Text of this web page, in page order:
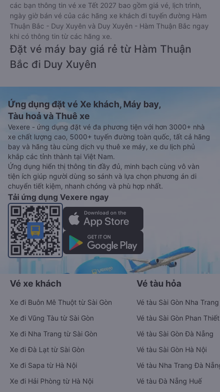
các bạn thông tin vé xe Tết 2027 bao gồm giá vé, lịch trình,
ngày giờ bán vé của các hãng xe khách đi tuyến đường Hàm
Thuận Bắc - Duy Xuyên và Duy Xuyên - Hàm Thuận Bắc ngay
khi có thông tin từ các hãng xe.
Đặt vé máy bay giá rẻ từ Hàm Thuận
Bắc đi Duy Xuyên
Ứng dụng đặt vé Xe khách, Máy bay,
Tàu hoả và Thuê xe
Vexere - ứng dụng đặt vé đa phương tiện với hơn 3000+ nhà
xe chất lượng cao, 5000+ tuyến đường toàn quốc, tất cả hãng
bay và hãng tàu cùng dịch vụ thuê xe máy, xe du lịch phủ
khắp các tỉnh thành tại Việt Nam.
Ứng dụng hiển thị thông tin đầy đủ, minh bạch cùng vô vàn
tiện ích giúp người dùng so sánh và lựa chọn phương án di
chuyển tiết kiệm, nhanh chóng và phù hợp nhất.
Tải ứng dụng Vexere ngay
Vé xe khách
Xe đi Buôn Mê Thuột từ Sài Gòn
Xe đi Vũng Tàu từ Sài Gòn
Xe đi Nha Trang từ Sài Gòn
Xe đi Đà Lạt từ Sài Gòn
Xe đi Sapa từ Hà Nội
Xe đi Hải Phòng từ Hà Nội
Vé tàu hỏa
Vé tàu Sài Gòn Nha Trang
Vé tàu Sài Gòn Phan Thiết
Vé tàu Sài Gòn Đà Nẵng
Vé tàu Sài Gòn Hà Nội
Vé tàu Nha Trang Đà
Vé tàu Đà Nẵng Huế